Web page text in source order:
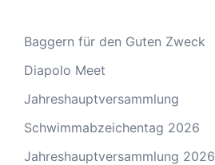
Baggern für den Guten Zweck
Diapolo Meet
Jahreshauptversammlung
Schwimmabzeichentag 2026
Jahreshauptversammlung 2026